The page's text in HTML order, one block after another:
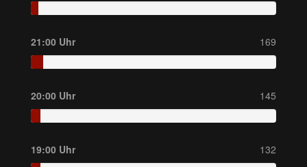
21:00 Uhr 169
20:00 Uhr 145
19:00 Uhr 132